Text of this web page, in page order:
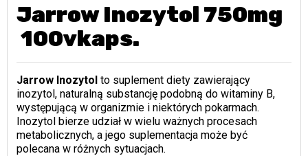
Jarrow Inozytol 750mg
100vkaps.
Jarrow Inozytol to suplement diety zawierający
inozytol, naturalną substancję podobną do witaminy B,
występującą w organizmie i niektórych pokarmach.
Inozytol bierze udział w wielu ważnych procesach
metabolicznych, a jego suplementacja może być
polecana w różnych sytuacjach.